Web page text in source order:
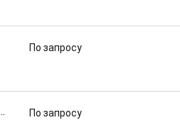
По запросу
По запросу